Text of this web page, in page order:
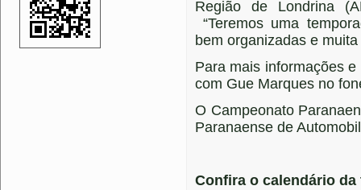
Região de Londrina
“Teremos uma
bem organizadas e
Para mais informações
com Gue Marques no
O Campeonato
Paranaense de
Confira o calendário